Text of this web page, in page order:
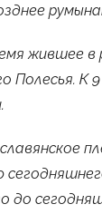
жившее в
Полесья. К 9
до